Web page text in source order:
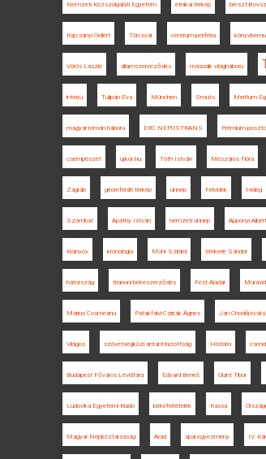
Nemzeti Közszolgálati Egyetem etnikai térkép breszt-
Rajcsányi Gellért Törcsvár centrum-periféria
Vörös László államszerveződés második világháború
interjú Tulipán Éva München Smuts Meritum
magyar-román háború ERC NEPOSTRANS Prémium
csempészet ujkor.hu Tóth István Mészáros Flóra
Zágráb georeferált térkép ünnep Felvidék Hideg
Szombat Apáthy István nemzeti ünnep Apponyi Albert
Kisinyov kronológia Mohr Szilárd Wekerle Sándor
hátország trianoni békeszerződés Fest Aladár
Marius Cosmeanu Patakfalvi-Czirják Ágnes Jan Chodějovský
Világos szövetségközi antant-bizottság História
Budapest Főváros Levéltára Edvard Beneš Glant Tibor
Ludovika Egyetemi Kiadó békefeltételek Kassa
Magyar Népköztársaság Arad spai egyezmény IV.